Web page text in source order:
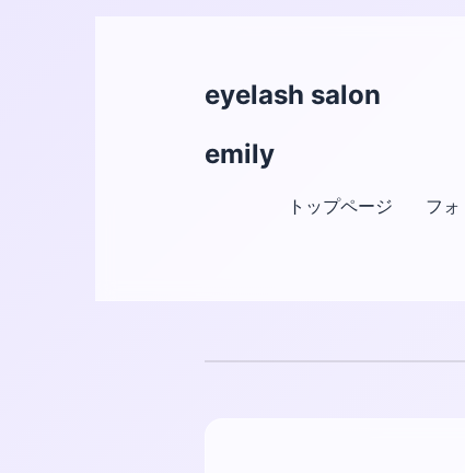
eyelash salon
emily
トップページ フ